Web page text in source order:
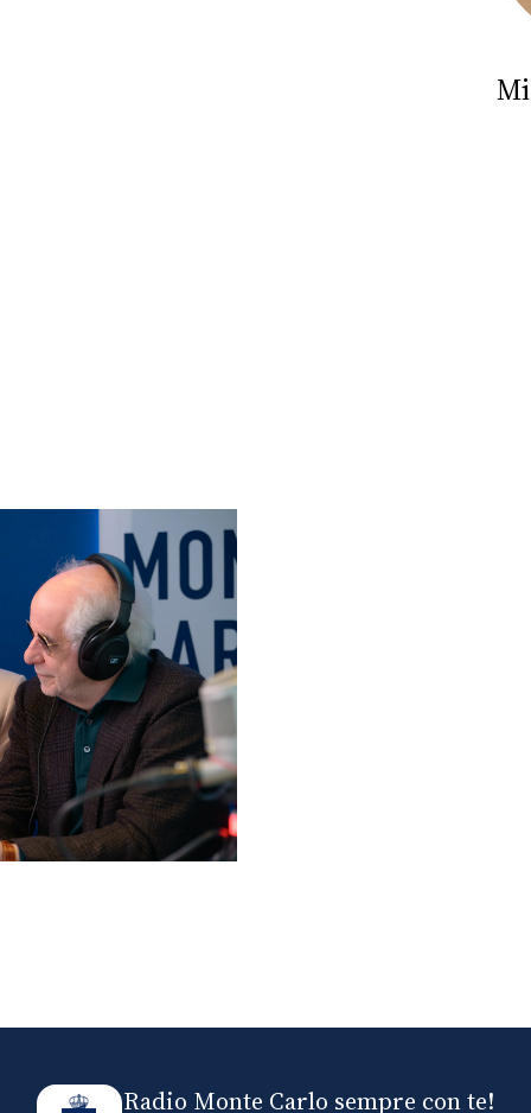
Radio Monte Carlo sempre con te!